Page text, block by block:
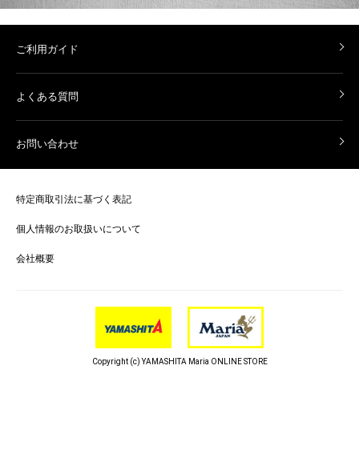
ご利用ガイド
よくある質問
お問い合わせ
特定商取引法に基づく表記
個人情報のお取扱いについて
会社概要
Copyright (c) YAMASHITA Maria ONLINE STORE